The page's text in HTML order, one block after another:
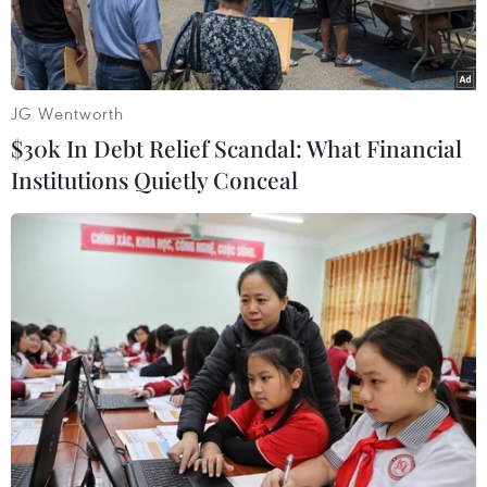
châu Á 2022
U23 Việt Nam ưu tiên lối chơi nhanh một chạm. (Ảnh: Trần
Long/TTXVN)
Theo Liên đoàn Bóng đá Việt Nam, chiều 17/2
(theo giờ Việt Nam) tại Tashkent, Uzbekistan,
JG Wentworth
$30k In Debt Relief Scandal: What Financial
Institutions Quietly Conceal